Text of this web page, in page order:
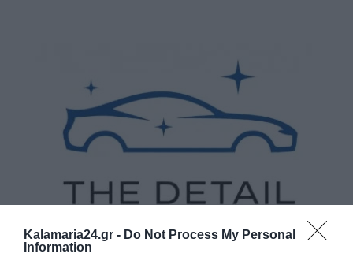
Kalamaria24.gr - Do Not Process My Personal
Information